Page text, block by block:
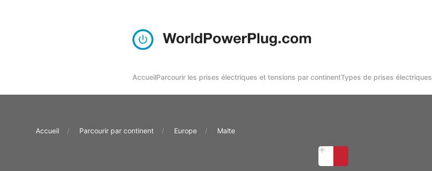
AccueilParcourir les prises électriques et tensions par continentTypes de prises électriques
Accueil Parcourir par continent Europe Malte